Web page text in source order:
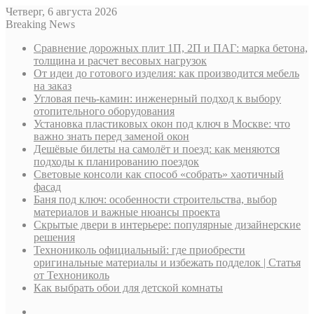
Четверг, 6 августа 2026
Breaking News
Сравнение дорожных плит 1П, 2П и ПАГ: марка бетона,
толщина и расчет весовых нагрузок
От идеи до готового изделия: как производится мебель
на заказ
Угловая печь-камин: инженерный подход к выбору
отопительного оборудования
Установка пластиковых окон под ключ в Москве: что
важно знать перед заменой окон
Дешёвые билеты на самолёт и поезд: как меняются
подходы к планированию поездок
Световые консоли как способ «собрать» хаотичный
фасад
Баня под ключ: особенности строительства, выбор
материалов и важные нюансы проекта
Скрытые двери в интерьере: популярные дизайнерские
решения
Технониколь официальный: где приобрести
оригинальные материалы и избежать подделок | Статья
от Технониколь
Как выбрать обои для детской комнаты